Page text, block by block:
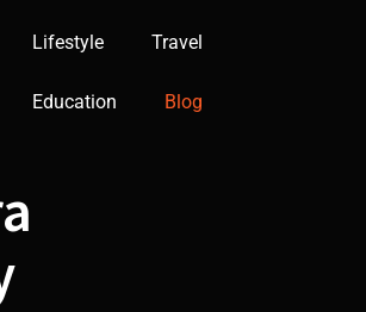
Lifestyle Travel
Education Blog